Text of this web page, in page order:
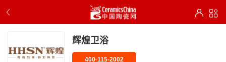
辉煌卫浴
400-115-2002